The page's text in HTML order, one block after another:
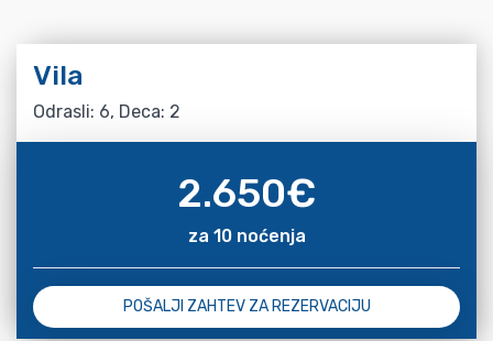
Vila
Odrasli: 6, Deca: 2
2.650€
za 10 noćenja
POŠALJI ZAHTEV ZA REZERVACIJU